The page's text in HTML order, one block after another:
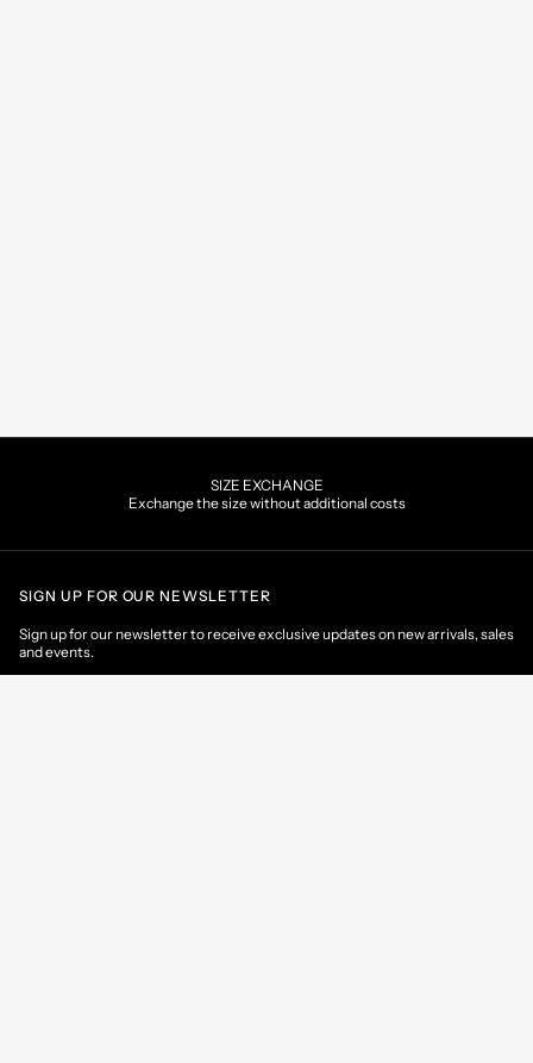
SIZE EXCHANGE
Exchange the size without additional costs
SIGN UP FOR OUR NEWSLETTER
Sign up for our newsletter to receive exclusive updates on new arrivals, sales
and events.